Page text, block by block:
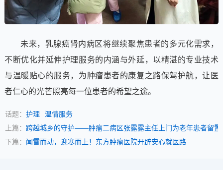
未来，乳腺癌肾内病区将继续聚焦患者的多元化需求，
不断优化并延伸护理服务的内涵与外延，以精湛的专业技术
与温暖贴心的服务，为肿瘤患者的康复之路保驾护航，让医
者仁心的光芒照亮每一位患者的希望之途。
话题： 护理
温情服务
上篇： 跨越城乡的守护——肿瘤二病区张露露主任上门为老年患者留置
下篇： 闻雪而动，迎寒而上！东方肿瘤医院开辟安心就医路